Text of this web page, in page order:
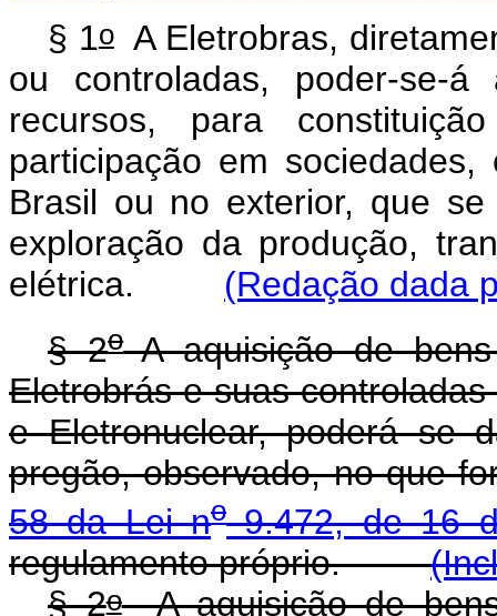
§ 1oA Eletrobras,
ou controladas, poder-se-
recursos, para
participação em
Brasil ou no exterior, que
exploração da produção,
elétrica. (Redação dada
§ 2oA aquisição de
Eletrobrás e suas
e Eletronuclear, poderá se
pregão, observado, no que
58 da Lei no9.472, de 16
regulamento próprio.
§ 2oA aquisição de